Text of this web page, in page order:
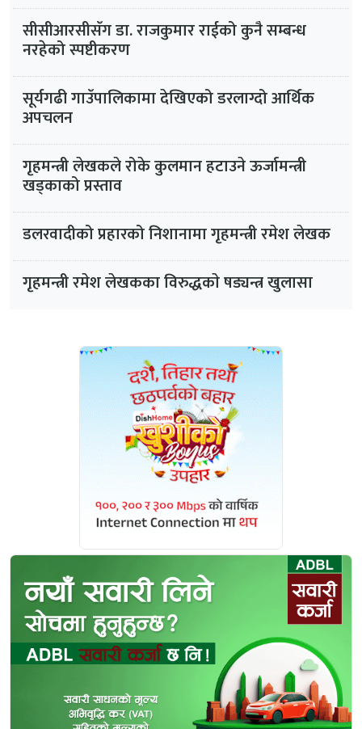
सीसीआरसीसँग डा. राजकुमार राईको कुनै सम्बन्ध
नरहेको स्पष्टीकरण
सूर्यगढी गाउँपालिकामा देखिएको डरलाग्दो आर्थिक
अपचलन
गृहमन्त्री लेखकले रोके कुलमान हटाउने ऊर्जामन्त्री
खड्काको प्रस्ताव
डलरवादीको प्रहारको निशानामा गृहमन्त्री रमेश लेखक
गृहमन्त्री रमेश लेखकका विरुद्धकाे षड्यन्त्र खुलासा